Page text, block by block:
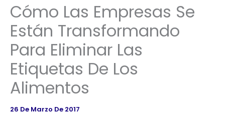
Cómo Las Empresas Se
Están Transformando
Para Eliminar Las
Etiquetas De Los
Alimentos
26 De Marzo De 2017